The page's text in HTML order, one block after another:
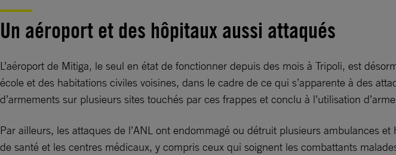
Un aéroport et des hôpitaux aussi attaqués
L’aéroport de Mitiga, le seul en état de fonctionner depuis des mois à Tripoli, est
école et des habitations civiles voisines, dans le cadre de ce qui s’apparente à des
d’armements sur plusieurs sites touchés par ces frappes et conclu à l’utilisation
Par ailleurs, les attaques de l’ANL ont endommagé ou détruit plusieurs ambulances
de santé et les centres médicaux, y compris ceux qui soignent les combattants